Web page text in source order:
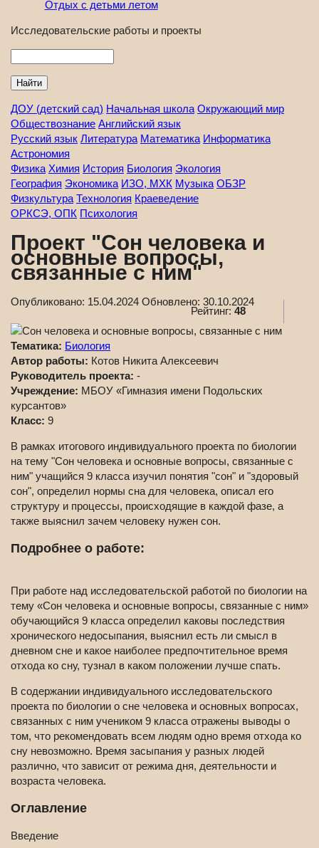
Отдых с детьми летом
Исследовательские работы и проекты
ДОУ (детский сад) Начальная школа Окружающий мир
Обществознание Английский язык
Русский язык Литература Математика Информатика
Астрономия
Физика Химия История Биология Экология
География Экономика ИЗО, МХК Музыка ОБЗР
Физкультура Технология Краеведение
ОРКСЭ, ОПК Психология
Проект "Сон человека и
основные вопросы,
связанные с ним"
Опубликовано: 15.04.2024 Обновлено: 30.10.2024
Рейтинг: 48
Тематика: Биология
Автор работы: Котов Никита Алексеевич
Руководитель проекта: -
Учреждение: МБОУ «Гимназия имени Подольских
курсантов»
Класс: 9
В рамках итогового индивидуального проекта по биологии
на тему "Сон человека и основные вопросы, связанные с
ним" учащийся 9 класса изучил понятия "сон" и "здоровый
сон", определил нормы сна для человека, описал его
структуру и процессы, происходящие в каждой фазе, а
также выяснил зачем человеку нужен сон.
Подробнее о работе:
При работе над исследовательской работой по биологии на
тему «Сон человека и основные вопросы, связанные с ним»
обучающийся 9 класса определил каковы последствия
хронического недосыпания, выяснил есть ли смысл в
дневном сне и какое наиболее предпочтительное время
отхода ко сну, тузнал в каком положении лучше спать.
В содержании индивидуального исследовательского
проекта по биологии о сне человека и основных вопросах,
связанных с ним учеником 9 класса отражены выводы о
том, что рекомендовать всем людям одно время отхода ко
сну невозможно. Время засыпания у разных людей
различно, что зависит от режима дня, деятельности и
возраста человека.
Оглавление
Введение